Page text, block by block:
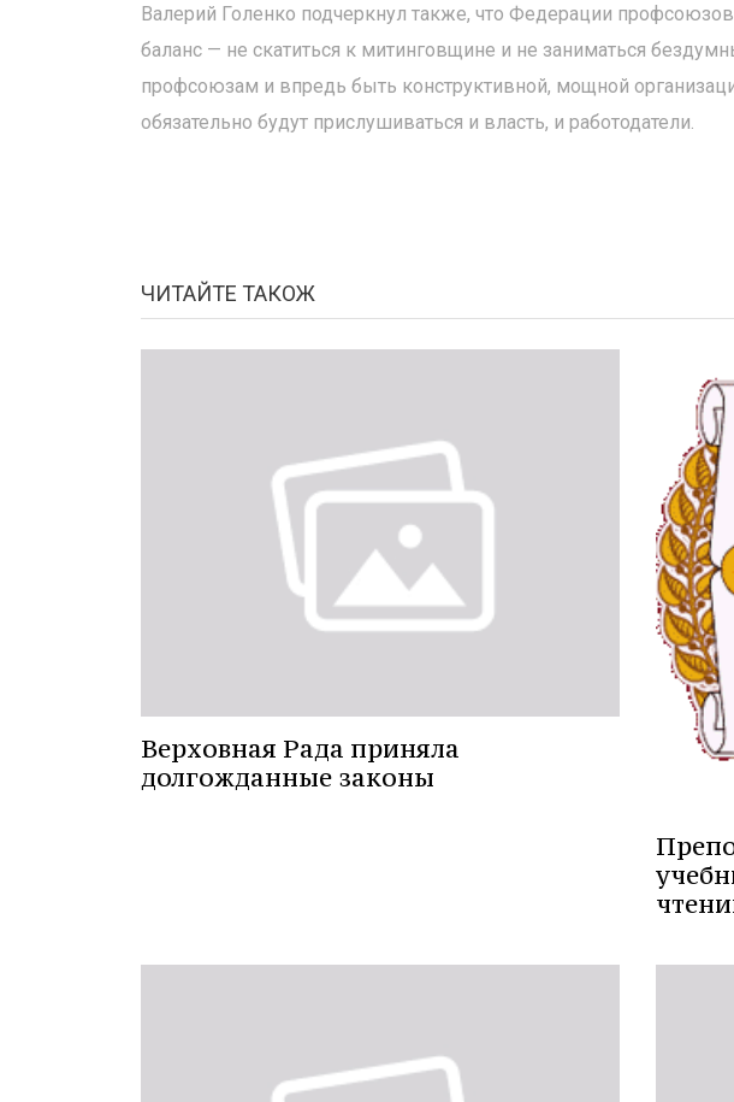
Валерий Голенко подчеркнул также, что Федерации
баланс — не скатиться к митинговщине и не заниматься
профсоюзам и впредь быть конструктивной, мощной
обязательно будут прислушиваться и власть, и работодатели.
ЧИТАЙТЕ ТАКОЖ
Верховная Рада приняла
долгожданные законы